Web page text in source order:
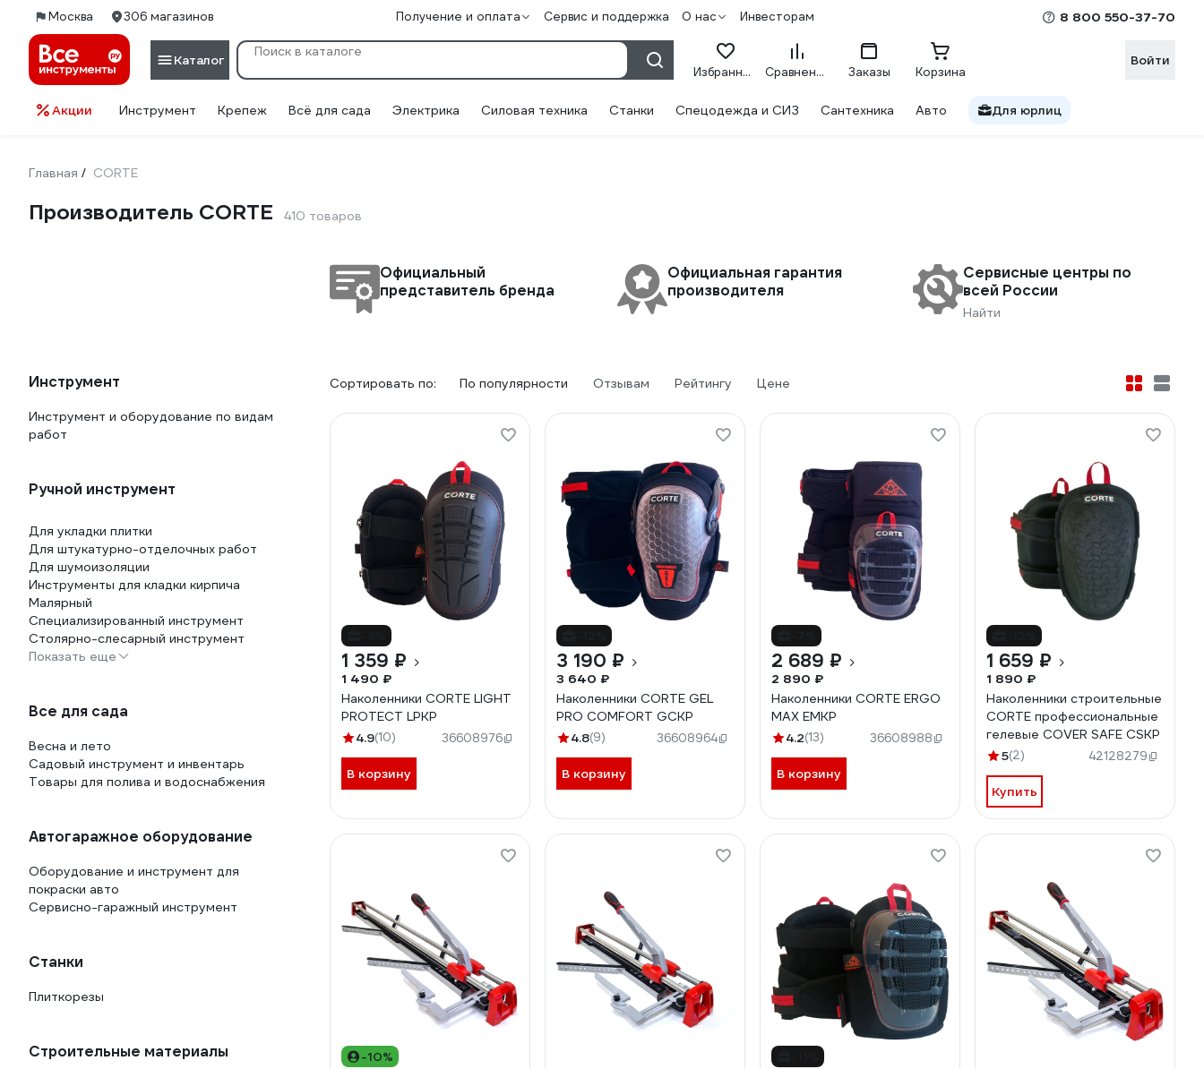
Москва 306 магазинов Получение и оплата Сервис и поддержка О нас Инвесторам 8 800 550-37-70
Каталог
Избранное Сравнение Заказы Корзина
Войти
Акции Инструмент Крепеж Всё для сада Электрика Силовая техника Станки Спецодежда и СИЗ Сантехника Авто Для юрлиц
Главная / CORTE
Производитель CORTE 410 товаров
Официальный
представитель бренда
Официальная гарантия
производителя
Сервисные центры по
всей России
Найти
Инструмент
Инструмент и оборудование по видам
работ
Ручной инструмент
Для укладки плитки
Для штукатурно-отделочных работ
Для шумоизоляции
Инструменты для кладки кирпича
Малярный
Специализированный инструмент
Столярно-слесарный инструмент
Показать еще
Все для сада
Весна и лето
Садовый инструмент и инвентарь
Товары для полива и водоснабжения
Автогаражное оборудование
Оборудование и инструмент для
покраски авто
Сервисно-гаражный инструмент
Станки
Плиткорезы
Строительные материалы
Сортировать по: По популярности Отзывам Рейтингу Цене
1 359 ₽
1 490 ₽
Наколенники CORTE LIGHT
PROTECT LPKP
4.9(10) 36608976
В корзину
3 190 ₽
3 640 ₽
Наколенники CORTE GEL
PRO COMFORT GCKP
4.8(9) 36608964
В корзину
2 689 ₽
2 890 ₽
Наколенники CORTE ERGO
MAX EMKP
4.2(13) 36608988
В корзину
1 659 ₽
1 890 ₽
Наколенники строительные
CORTE профессиональные
гелевые COVER SAFE CSKP
5(2) 42128279
Купить
-10%